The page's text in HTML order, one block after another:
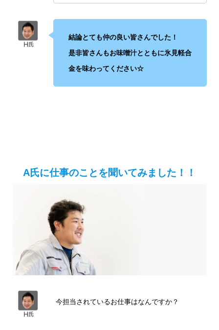
結論とても仲の良い皆さんでした！
是非皆さんもお味噌汁とともに氷見軽合
金を味わってください☆
A氏に仕事のことを聞いてみました！！
今担当されているお仕事はなんですか？